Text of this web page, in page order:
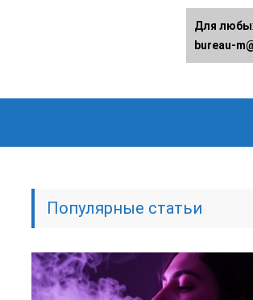
Популярные статьи
Для
bureau-